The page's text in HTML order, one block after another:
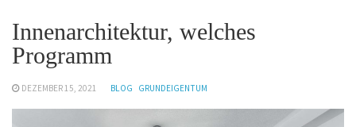
Innenarchitektur, welches
Programm
DEZEMBER 15, 2021 BLOG GRUNDEIGENTUM